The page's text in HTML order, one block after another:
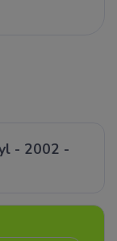
- 2002 -